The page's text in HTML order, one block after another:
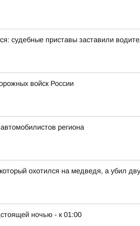
судебные приставы заставили
войск России
региона
охотился на медведя, а убил
ночью - к 01:00